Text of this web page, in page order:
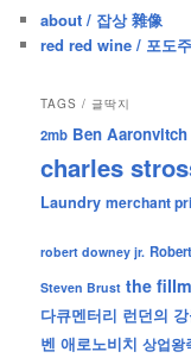
about / 잡상 雜像
red red wine / 포도
TAGS / 글딱지
2mb Ben Aaronvitch
charles
Laundry merchant
robert downey jr.
Steven Brust the
다큐멘터리 런던의
벤 애로노비치 상업왕